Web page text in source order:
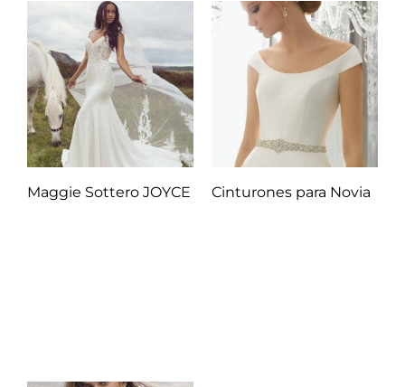
Maggie Sottero JOYCE Cinturones para Novia